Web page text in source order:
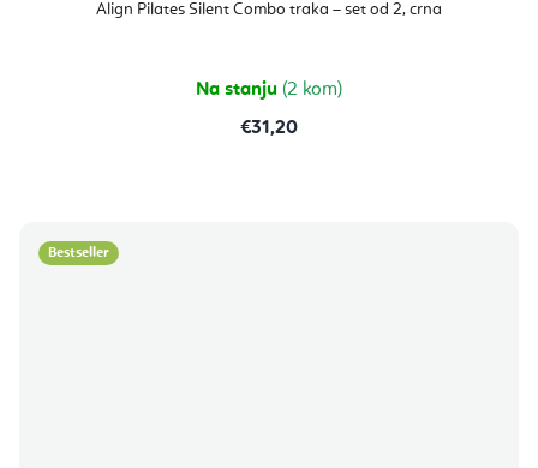
Align Pilates Silent Combo traka – set od 2, crna
Na stanju (2 kom)
€31,20
Bestseller